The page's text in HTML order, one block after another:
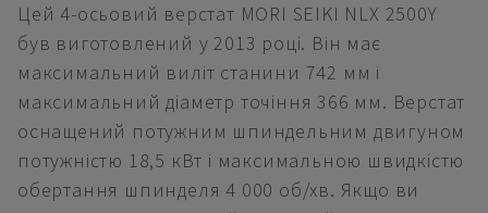
Цей 4-осьовий верстат MORI SEIKI NLX 2500Y
був виготовлений у 2013 році. Він має
максимальний виліт станини 742 мм і
максимальний діаметр точіння 366 мм. Верстат
оснащений потужним шпиндельним двигуном
потужністю 18,5 кВт і максимальною швидкістю
обертання шпинделя 4 000 об/хв. Якщо ви